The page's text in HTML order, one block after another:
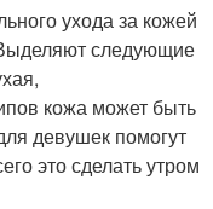
ухода за кожей
следующие
кожа может быть
девушек помогут
это сделать утром